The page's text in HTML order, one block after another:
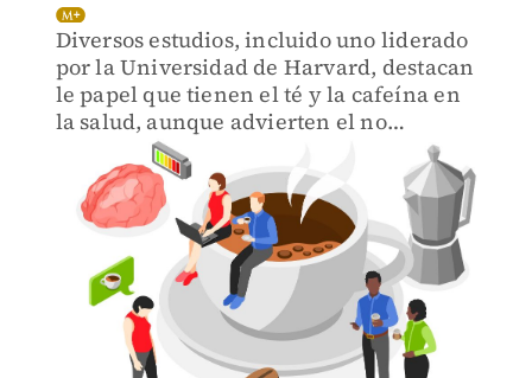
Diversos estudios, incluido uno liderado
por la Universidad de Harvard, destacan
le papel que tienen el té y la cafeína en
la salud, aunque advierten el no
sobreestimar sus efectos.